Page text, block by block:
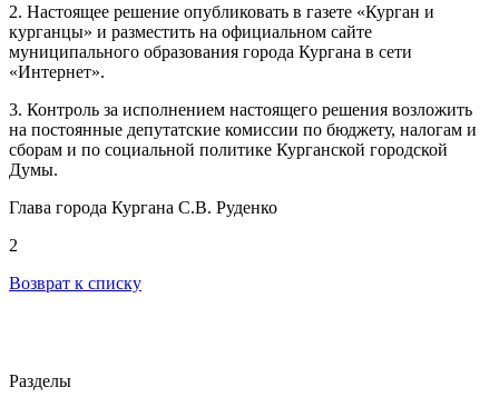
2. Настоящее решение опубликовать в газете «Курган и
курганцы» и разместить на официальном сайте
муниципального образования города Кургана в сети
«Интернет».
3. Контроль за исполнением настоящего решения возложить
на постоянные депутатские комиссии по бюджету, налогам и
сборам и по социальной политике Курганской городской
Думы.
Глава города Кургана С.В. Руденко
2
Возврат к списку
Разделы